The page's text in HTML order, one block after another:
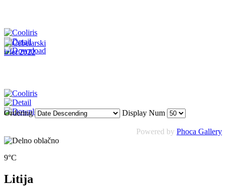
Ordering Display Num
Powered by Phoca Gallery
9°C
Litija